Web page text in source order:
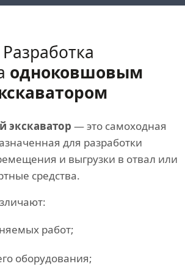
Разработка
одноковшовым
— это самоходная
для разработки
и выгрузки в отвал или
средства.
работ;
оборудования;